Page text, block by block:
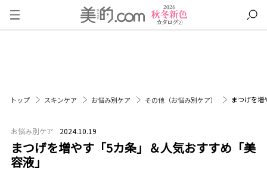
トップ スキンケア お悩み別ケア その他（お悩み別ケア） まつげを増
お悩み別ケア 2024.10.19
まつげを増やす「5カ条」＆人気おすすめ「美
容液」